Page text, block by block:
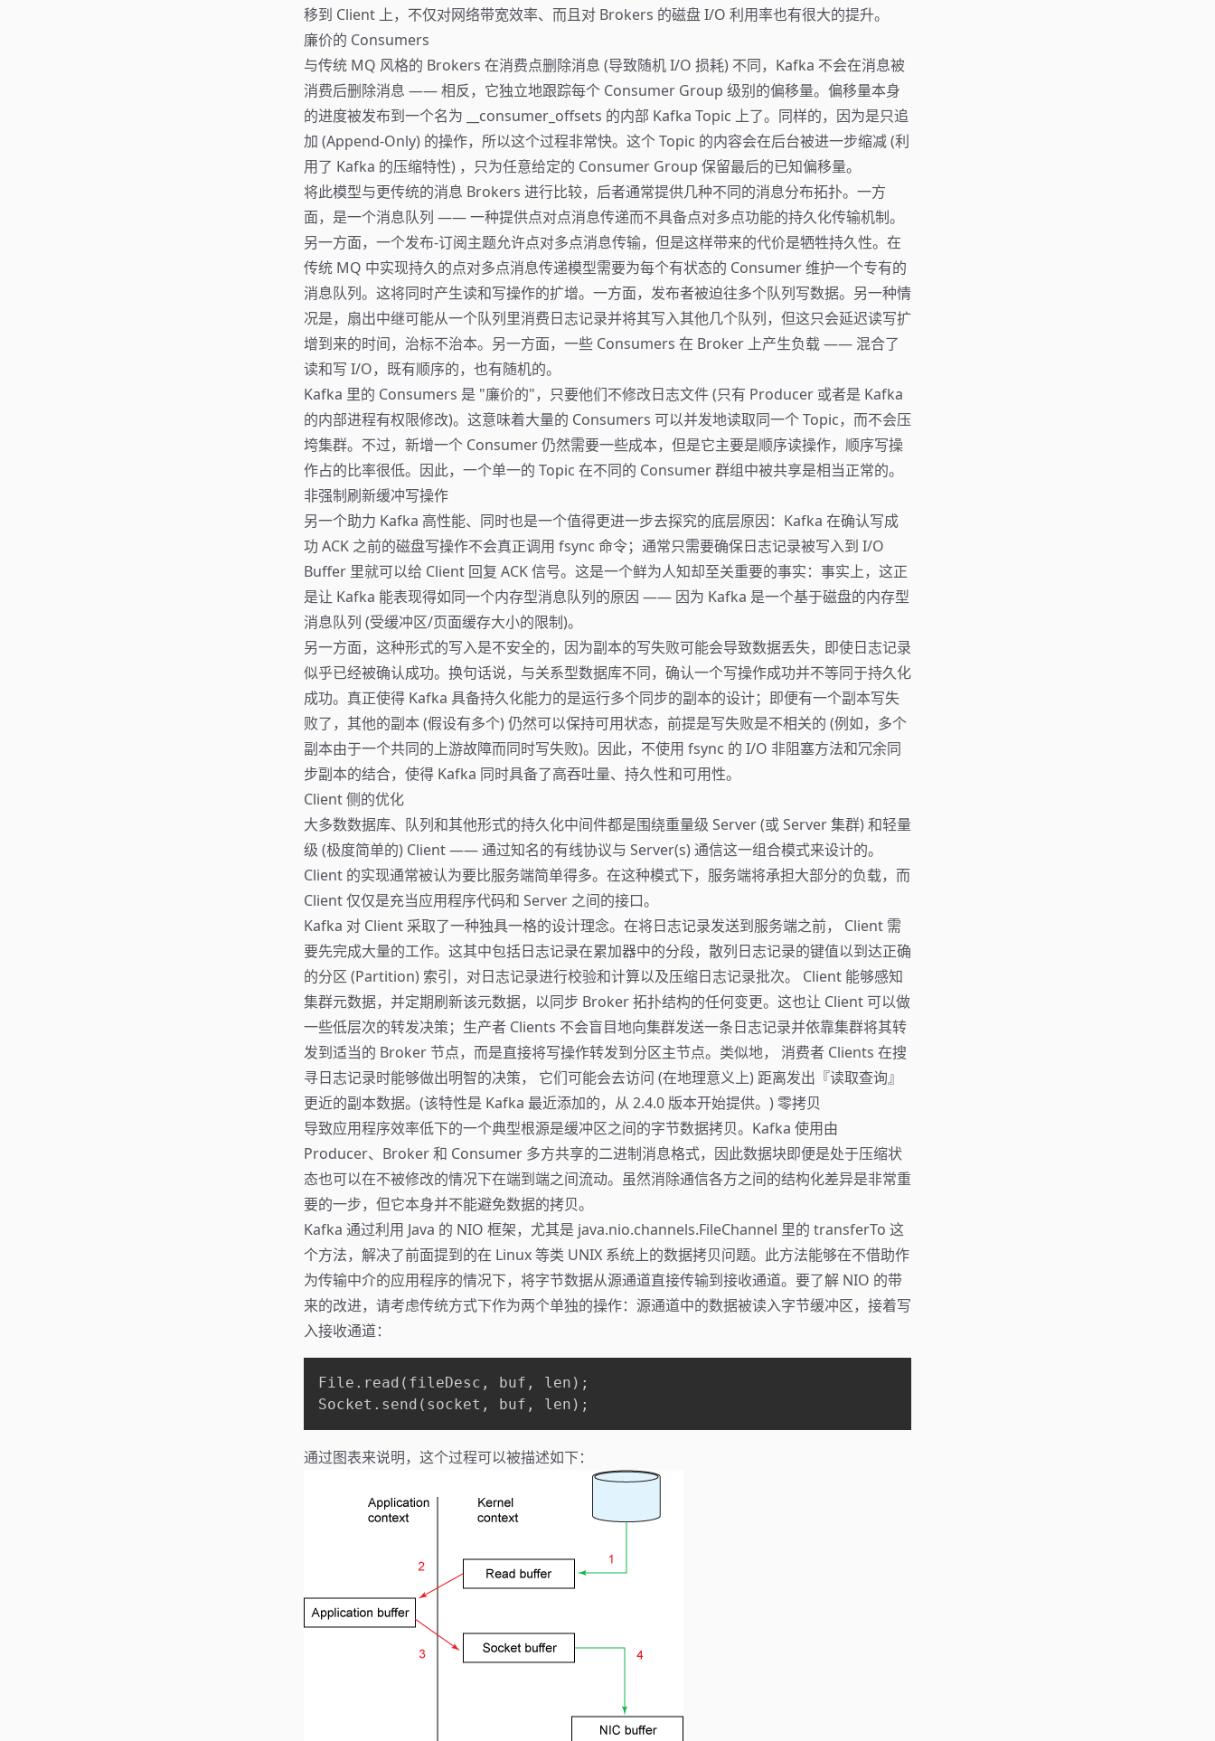
移到 Client 上，不仅对网络带宽效率、而且对 Brokers 的磁盘 I/O 利用率也有很大的提升。
廉价的 Consumers
与传统 MQ 风格的 Brokers 在消费点删除消息 (导致随机 I/O 损耗) 不同，Kafka 不会在消息被
消费后删除消息 —— 相反，它独立地跟踪每个 Consumer Group 级别的偏移量。偏移量本身
的进度被发布到一个名为 __consumer_offsets 的内部 Kafka Topic 上了。同样的，因为是只追
加 (Append-Only) 的操作，所以这个过程非常快。这个 Topic 的内容会在后台被进一步缩减 (利
用了 Kafka 的压缩特性) ，只为任意给定的 Consumer Group 保留最后的已知偏移量。
将此模型与更传统的消息 Brokers 进行比较，后者通常提供几种不同的消息分布拓扑。一方
面，是一个消息队列 —— 一种提供点对点消息传递而不具备点对多点功能的持久化传输机制。
另一方面，一个发布-订阅主题允许点对多点消息传输，但是这样带来的代价是牺牲持久性。在
传统 MQ 中实现持久的点对多点消息传递模型需要为每个有状态的 Consumer 维护一个专有的
消息队列。这将同时产生读和写操作的扩增。一方面，发布者被迫往多个队列写数据。另一种情
况是，扇出中继可能从一个队列里消费日志记录并将其写入其他几个队列，但这只会延迟读写扩
增到来的时间，治标不治本。另一方面，一些 Consumers 在 Broker 上产生负载 —— 混合了
读和写 I/O，既有顺序的，也有随机的。
Kafka 里的 Consumers 是 "廉价的"，只要他们不修改日志文件 (只有 Producer 或者是 Kafka
的内部进程有权限修改)。这意味着大量的 Consumers 可以并发地读取同一个 Topic，而不会压
垮集群。不过，新增一个 Consumer 仍然需要一些成本，但是它主要是顺序读操作，顺序写操
作占的比率很低。因此，一个单一的 Topic 在不同的 Consumer 群组中被共享是相当正常的。
非强制刷新缓冲写操作
另一个助力 Kafka 高性能、同时也是一个值得更进一步去探究的底层原因：Kafka 在确认写成
功 ACK 之前的磁盘写操作不会真正调用 fsync 命令；通常只需要确保日志记录被写入到 I/O
Buffer 里就可以给 Client 回复 ACK 信号。这是一个鲜为人知却至关重要的事实：事实上，这正
是让 Kafka 能表现得如同一个内存型消息队列的原因 —— 因为 Kafka 是一个基于磁盘的内存型
消息队列 (受缓冲区/页面缓存大小的限制)。
另一方面，这种形式的写入是不安全的，因为副本的写失败可能会导致数据丢失，即使日志记录
似乎已经被确认成功。换句话说，与关系型数据库不同，确认一个写操作成功并不等同于持久化
成功。真正使得 Kafka 具备持久化能力的是运行多个同步的副本的设计；即便有一个副本写失
败了，其他的副本 (假设有多个) 仍然可以保持可用状态，前提是写失败是不相关的 (例如，多个
副本由于一个共同的上游故障而同时写失败)。因此，不使用 fsync 的 I/O 非阻塞方法和冗余同
步副本的结合，使得 Kafka 同时具备了高吞吐量、持久性和可用性。
Client 侧的优化
大多数数据库、队列和其他形式的持久化中间件都是围绕重量级 Server (或 Server 集群) 和轻量
级 (极度简单的) Client —— 通过知名的有线协议与 Server(s) 通信这一组合模式来设计的。
Client 的实现通常被认为要比服务端简单得多。在这种模式下，服务端将承担大部分的负载，而
Client 仅仅是充当应用程序代码和 Server 之间的接口。
Kafka 对 Client 采取了一种独具一格的设计理念。在将日志记录发送到服务端之前， Client 需
要先完成大量的工作。这其中包括日志记录在累加器中的分段，散列日志记录的键值以到达正确
的分区 (Partition) 索引，对日志记录进行校验和计算以及压缩日志记录批次。 Client 能够感知
集群元数据，并定期刷新该元数据，以同步 Broker 拓扑结构的任何变更。这也让 Client 可以做
一些低层次的转发决策；生产者 Clients 不会盲目地向集群发送一条日志记录并依靠集群将其转
发到适当的 Broker 节点，而是直接将写操作转发到分区主节点。类似地， 消费者 Clients 在搜
寻日志记录时能够做出明智的决策， 它们可能会去访问 (在地理意义上) 距离发出『读取查询』
更近的副本数据。(该特性是 Kafka 最近添加的，从 2.4.0 版本开始提供。) 零拷贝
导致应用程序效率低下的一个典型根源是缓冲区之间的字节数据拷贝。Kafka 使用由
Producer、Broker 和 Consumer 多方共享的二进制消息格式，因此数据块即便是处于压缩状
态也可以在不被修改的情况下在端到端之间流动。虽然消除通信各方之间的结构化差异是非常重
要的一步，但它本身并不能避免数据的拷贝。
Kafka 通过利用 Java 的 NIO 框架，尤其是 java.nio.channels.FileChannel 里的 transferTo 这
个方法，解决了前面提到的在 Linux 等类 UNIX 系统上的数据拷贝问题。此方法能够在不借助作
为传输中介的应用程序的情况下，将字节数据从源通道直接传输到接收通道。要了解 NIO 的带
来的改进，请考虑传统方式下作为两个单独的操作：源通道中的数据被读入字节缓冲区，接着写
入接收通道：
File.read(fileDesc, buf, len);
Socket.send(socket, buf, len);
通过图表来说明，这个过程可以被描述如下：